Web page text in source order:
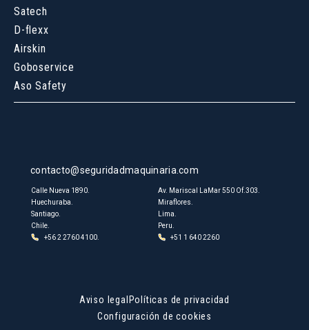
Satech
D-flexx
Airskin
Goboservice
Aso Safety
contacto@seguridadmaquinaria.com
Calle Nueva 1890.
Huechuraba.
Santiago.
Chile.
+56 2 2760 4100.
Av. Mariscal LaMar 550 Of.303.
Miraflores.
Lima.
Peru.
+51 1 640 2260
Aviso legal Políticas de privacidad
Configuración de cookies